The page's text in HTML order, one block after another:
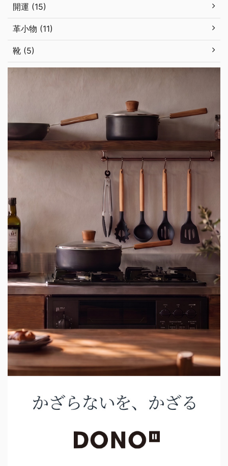
開運 (15)
革小物 (11)
靴 (5)